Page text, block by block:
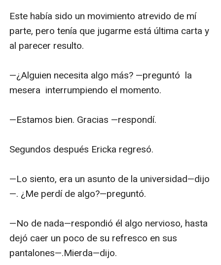
joven, y además es amiga de mí hija —le dije sin
decirle realmente su nombre.
—No veo el problema, si ambos se desean no le
veo el inconveniente. La edad no importa,
Lo que hacía mí amigo con esas chicas era algo
no podía follarme a Luciana, Ericka me  odiaría.
Este había sido un movimiento atrevido de mí
parte, pero tenía que jugarme está última carta y
al parecer resulto.
—¿Alguien necesita algo más? —preguntó  la
mesera  interrumpiendo el momento.
—Estamos bien. Gracias —respondí.
Segundos después Ericka regresó.
—Lo siento, era un asunto de la universidad—dijo
—. ¿Me perdí de algo?—preguntó.
—No de nada—respondió él algo nervioso, hasta
dejó caer un poco de su refresco en sus
pantalones—.Mierda—dijo.